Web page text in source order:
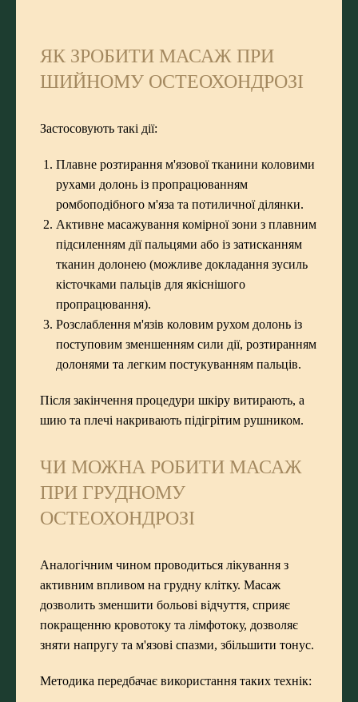
ЯК ЗРОБИТИ МАСАЖ ПРИ
ШИЙНОМУ ОСТЕОХОНДРОЗІ
Застосовують такі дії:
Плавне розтирання м'язової тканини коловими
рухами долонь із пропрацюванням
ромбоподібного м'яза та потиличної ділянки.
Активне масажування комірної зони з плавним
підсиленням дії пальцями або із затисканням
тканин долонею (можливе докладання зусиль
кісточками пальців для якіснішого
пропрацювання).
Розслаблення м'язів коловим рухом долонь із
поступовим зменшенням сили дії, розтиранням
долонями та легким постукуванням пальців.
Після закінчення процедури шкіру витирають, а
шию та плечі накривають підігрітим рушником.
ЧИ МОЖНА РОБИТИ МАСАЖ
ПРИ ГРУДНОМУ
ОСТЕОХОНДРОЗІ
Аналогічним чином проводиться лікування з
активним впливом на грудну клітку. Масаж
дозволить зменшити больові відчуття, сприяє
покращенню кровотоку та лімфотоку, дозволяє
зняти напругу та м'язові спазми, збільшити тонус.
Методика передбачає використання таких технік: